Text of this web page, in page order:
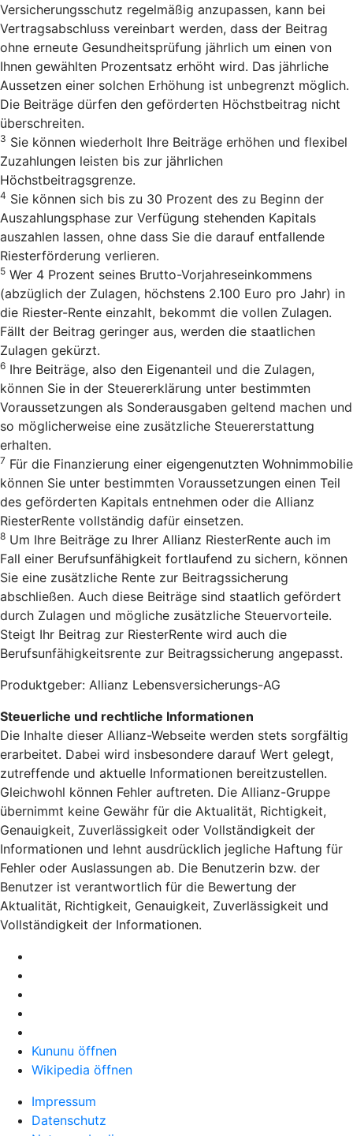
Versicherungsschutz regelmäßig anzupassen, kann bei
Vertragsabschluss vereinbart werden, dass der Beitrag
ohne erneute Gesundheitsprüfung jährlich um einen von
Ihnen gewählten Prozentsatz erhöht wird. Das jährliche
Aussetzen einer solchen Erhöhung ist unbegrenzt möglich.
Die Beiträge dürfen den geförderten Höchstbeitrag nicht
überschreiten.
3 Sie können wiederholt Ihre Beiträge erhöhen und flexibel
Zuzahlungen leisten bis zur jährlichen
Höchstbeitragsgrenze.
4 Sie können sich bis zu 30 Prozent des zu Beginn der
Auszahlungsphase zur Verfügung stehenden Kapitals
auszahlen lassen, ohne dass Sie die darauf entfallende
Riesterförderung verlieren.
5 Wer 4 Prozent seines Brutto-Vorjahreseinkommens
(abzüglich der Zulagen, höchstens 2.100 Euro pro Jahr) in
die Riester-Rente einzahlt, bekommt die vollen Zulagen.
Fällt der Beitrag geringer aus, werden die staatlichen
Zulagen gekürzt.
6 Ihre Beiträge, also den Eigenanteil und die Zulagen,
können Sie in der Steuererklärung unter bestimmten
Voraussetzungen als Sonderausgaben geltend machen und
so möglicherweise eine zusätzliche Steuererstattung
erhalten.
7 Für die Finanzierung einer eigengenutzten Wohnimmobilie
können Sie unter bestimmten Voraussetzungen einen Teil
des geförderten Kapitals entnehmen oder die Allianz
RiesterRente vollständig dafür einsetzen.
8 Um Ihre Beiträge zu Ihrer Allianz RiesterRente auch im
Fall einer Berufsunfähigkeit fortlaufend zu sichern, können
Sie eine zusätzliche Rente zur Beitragssicherung
abschließen. Auch diese Beiträge sind staatlich gefördert
durch Zulagen und mögliche zusätzliche Steuervorteile.
Steigt Ihr Beitrag zur RiesterRente wird auch die
Berufsunfähigkeitsrente zur Beitragssicherung angepasst.
Produktgeber: Allianz Lebensversicherungs-AG
Steuerliche und rechtliche Informationen
Die Inhalte dieser Allianz-Webseite werden stets sorgfältig
erarbeitet. Dabei wird insbesondere darauf Wert gelegt,
zutreffende und aktuelle Informationen bereitzustellen.
Gleichwohl können Fehler auftreten. Die Allianz-Gruppe
übernimmt keine Gewähr für die Aktualität, Richtigkeit,
Genauigkeit, Zuverlässigkeit oder Vollständigkeit der
Informationen und lehnt ausdrücklich jegliche Haftung für
Fehler oder Auslassungen ab. Die Benutzerin bzw. der
Benutzer ist verantwortlich für die Bewertung der
Aktualität, Richtigkeit, Genauigkeit, Zuverlässigkeit und
Vollständigkeit der Informationen.
Kununu öffnen
Wikipedia öffnen
Impressum
Datenschutz